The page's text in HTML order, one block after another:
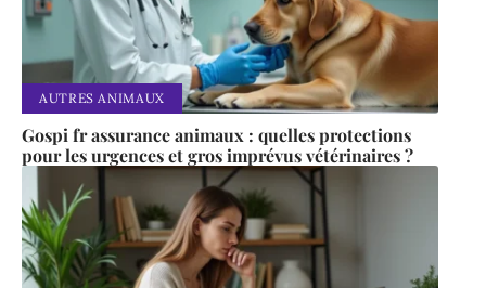
AUTRES ANIMAUX
Gospi fr assurance animaux : quelles protections
pour les urgences et gros imprévus vétérinaires ?